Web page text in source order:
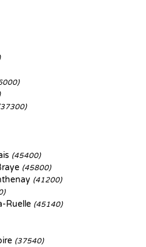
(45400)
(45800)
(41200)
Ruelle (45140)
(37540)